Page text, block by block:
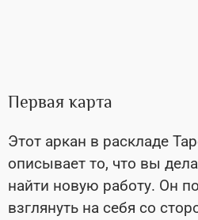
Первая карта
Этот аркан в раскладе
описывает то, что вы
найти новую работу. Он
взглянуть на себя со